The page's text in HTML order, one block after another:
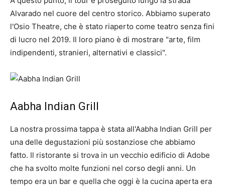
Alvarado nel cuore del centro storico. Abbiamo superato
l'Osio Theatre, che è stato riaperto come teatro senza fini
di lucro nel 2019. Il loro piano è di mostrare "arte, film
indipendenti, stranieri, alternativi e classici".
Aabha Indian Grill
La nostra prossima tappa è stata all'Aabha Indian Grill per
una delle degustazioni più sostanziose che abbiamo
fatto. Il ristorante si trova in un vecchio edificio di Adobe
che ha svolto molte funzioni nel corso degli anni. Un
tempo era un bar e quella che oggi è la cucina aperta era